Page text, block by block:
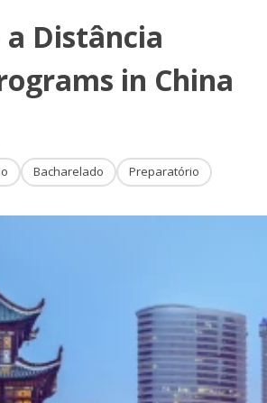
a Distância
in China
Bacharelado Preparatório